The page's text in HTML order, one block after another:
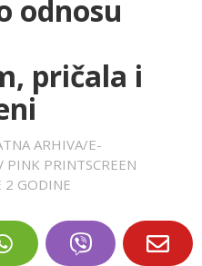
odnosu
pričala i
ARHIVA/E-
PINK PRINTSCREEN
2 GODINE